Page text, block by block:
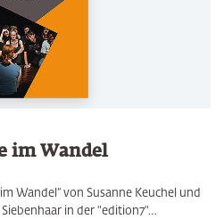
im Wandel
Wandel“ von Susanne Keuchel und
in der "edition7"…